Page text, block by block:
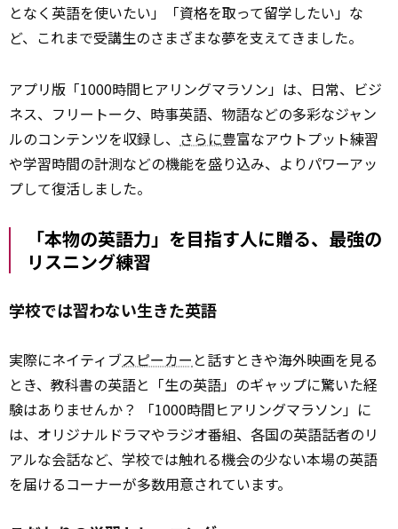
となく英語を使いたい」「資格を取って留学したい」な
ど、これまで受講生のさまざまな夢を支えてきました。
アプリ版「1000時間ヒアリングマラソン」は、日常、ビジ
ネス、フリートーク、時事英語、物語などの多彩なジャン
ルのコンテンツを収録し、 さらに豊富なアウトプット練習
や学習時間の計測などの機能を盛り込み、よりパワーアッ
プして復活しました。
「本物の英語力」を目指す人に贈る、最強の
リスニング練習
学校では習わない生きた英語
実際にネイティブスピーカー と話すときや海外映画を見る
とき、教科書の英語と「生の英語」のギャップに驚いた経
験はありませんか？ 「1000時間ヒアリングマラソン」に
は、オリジナルドラマやラジオ番組、各国の英語話者のリ
アルな会話など、学校では触れる機会の少ない本場の英語
を届けるコーナーが多数用意されています。